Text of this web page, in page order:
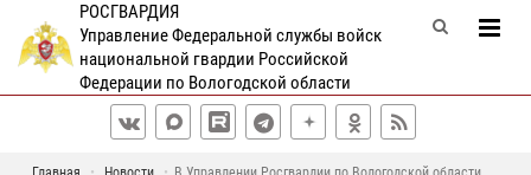
РОСГВАРДИЯ
Управление Федеральной службы войск
национальной гвардии Российской
Федерации по Вологодской области